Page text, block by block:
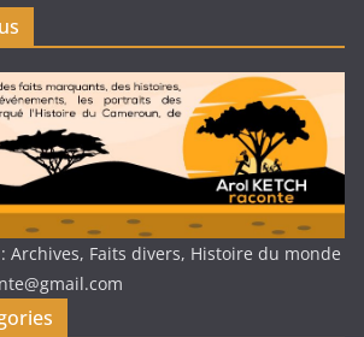
Archives, Faits divers, Histoire du monde